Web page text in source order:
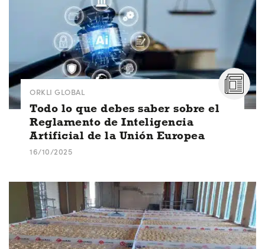
ORKLI GLOBAL
Todo lo que debes saber sobre el
Reglamento de Inteligencia
Artificial de la Unión Europea
16/10/2025